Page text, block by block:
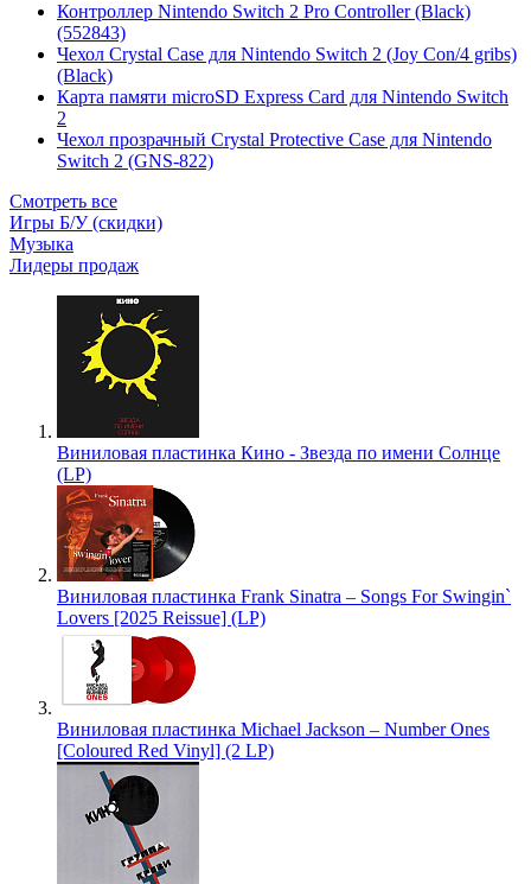
Контроллер Nintendo Switch 2 Pro Controller (Black)
(552843)
Чехол Сrystal Сase для Nintendo Switch 2 (Joy Con/4 gribs)
(Black)
Карта памяти microSD Express Card для Nintendo Switch
2
Чехол прозрачный Crystal Protective Case для Nintendo
Switch 2 (GNS-822)
Смотреть все
Игры Б/У (скидки)
Музыка
Лидеры продаж
Виниловая пластинка Кино - Звезда по имени Солнце
(LP)
Виниловая пластинка Frank Sinatra – Songs For Swingin`
Lovers [2025 Reissue] (LP)
Виниловая пластинка Michael Jackson – Number Ones
[Coloured Red Vinyl] (2 LP)